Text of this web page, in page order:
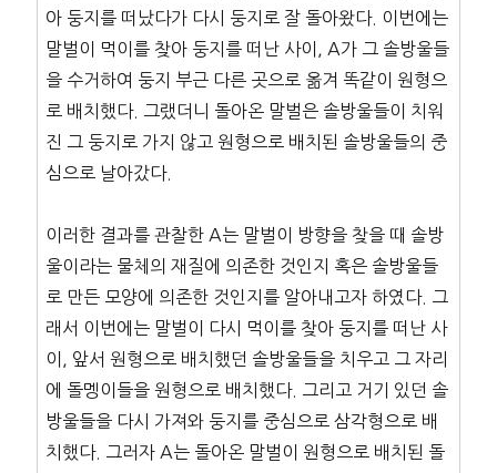
아 둥지를 떠났다가 다시 둥지로 잘 돌아왔다. 이번에는
말벌이 먹이를 찾아 둥지를 떠난 사이, A가 그 솔방울들
을 수거하여 둥지 부근 다른 곳으로 옮겨 똑같이 원형으
로 배치했다. 그랬더니 돌아온 말벌은 솔방울들이 치워
진 그 둥지로 가지 않고 원형으로 배치된 솔방울들의 중
심으로 날아갔다.
이러한 결과를 관찰한 A는 말벌이 방향을 찾을 때 솔방
울이라는 물체의 재질에 의존한 것인지 혹은 솔방울들
로 만든 모양에 의존한 것인지를 알아내고자 하였다. 그
래서 이번에는 말벌이 다시 먹이를 찾아 둥지를 떠난 사
이, 앞서 원형으로 배치했던 솔방울들을 치우고 그 자리
에 돌멩이들을 원형으로 배치했다. 그리고 거기 있던 솔
방울들을 다시 가져와 둥지를 중심으로 삼각형으로 배
치했다. 그러자 A는 돌아온 말벌이 원형으로 배치된 돌